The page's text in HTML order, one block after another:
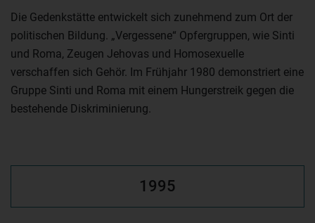
Die Gedenkstätte entwickelt sich zunehmend zum Ort der
politischen Bildung. „Vergessene“ Opfergruppen, wie Sinti
und Roma, Zeugen Jehovas und Homosexuelle
verschaffen sich Gehör. Im Frühjahr 1980 demonstriert eine
Gruppe Sinti und Roma mit einem Hungerstreik gegen die
bestehende Diskriminierung.
1995